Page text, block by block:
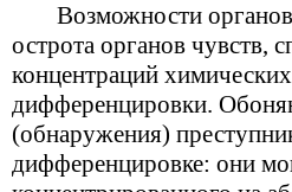
Возможности
острота органов чувств,
концентраций
дифференцировки.
(обнаружения)
дифференцировке: они